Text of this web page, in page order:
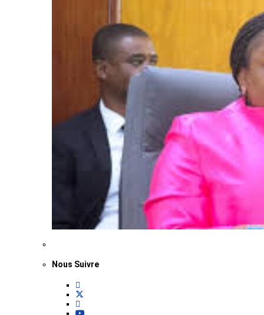
Nous Suivre